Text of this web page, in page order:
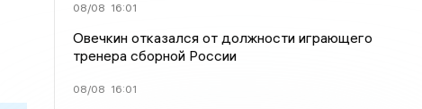
08/08 16:01
Овечкин отказался от должности играющего
тренера сборной России
08/08 16:01